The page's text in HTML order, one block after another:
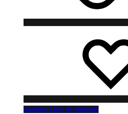
souhaits Liste de souhaits